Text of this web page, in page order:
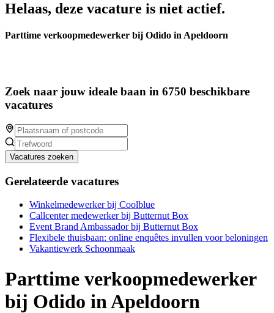
Helaas, deze vacature is niet actief.
Parttime verkoopmedewerker bij Odido in Apeldoorn
Zoek naar jouw ideale baan in 6750 beschikbare
vacatures
Vacatures zoeken
Gerelateerde vacatures
Winkelmedewerker bij Coolblue
Callcenter medewerker bij Butternut Box
Event Brand Ambassador bij Butternut Box
Flexibele thuisbaan: online enquêtes invullen voor beloningen
Vakantiewerk Schoonmaak
Parttime verkoopmedewerker
bij Odido in Apeldoorn